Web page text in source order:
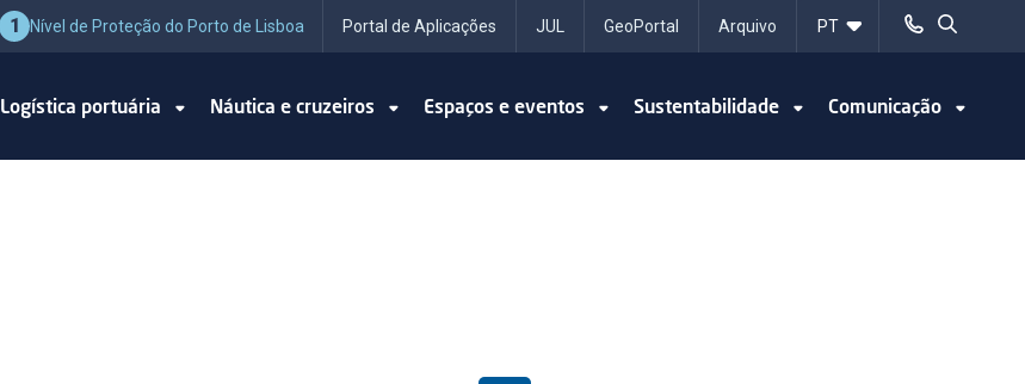
1 Nível de Proteção do Porto de Lisboa Portal de Aplicações JUL GeoPortal Arquivo
Logística portuária Náutica e cruzeiros Espaços e eventos Sustentabilidade Comunicação